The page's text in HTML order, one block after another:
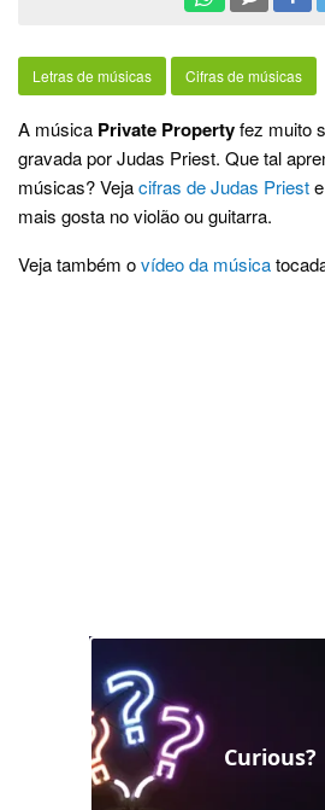
Letras de músicas Cifras de músicas
A música Private Propertyfez muito
gravada por Judas Priest. Que tal
músicas? Vejacifras de Judas Priest
mais gosta no violão ou guitarra.
Veja também ovídeo da música